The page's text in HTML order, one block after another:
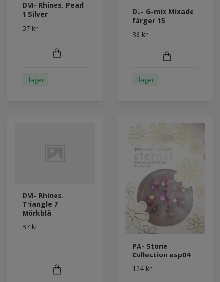
DM- Rhines. Pearl
1 Silver
37 kr
I lager
DL- G-mix Mixade
färger 15
36 kr
I lager
DM- Rhines.
Triangle 7
Mörkblå
37 kr
PA- Stone
Collection esp04
124 kr